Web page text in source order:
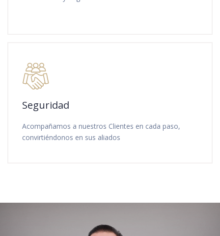
Seguridad
Acompañamos a nuestros Clientes en cada paso,
convirtiéndonos en sus aliados